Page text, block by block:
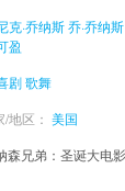
克·乔纳斯乔·乔纳斯
盈
剧歌舞
地区： 美国
森兄弟：圣诞大电